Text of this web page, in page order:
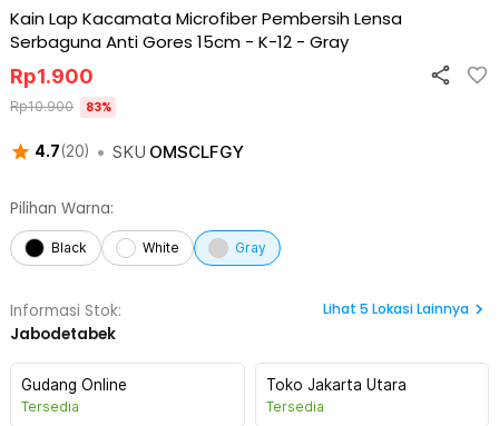
Kain Lap Kacamata Microfiber Pembersih Lensa
Serbaguna Anti Gores 15cm - K-12 - Gray
4.7(20) • SKU OMSCLFGY
Rp1.900
Rp10.900 83%
Pilihan Warna:
Black White Gray
Informasi Stok:
Jabodetabek
Lihat 5 Lokasi Lainnya
Gudang Online
Tersedia
Toko Jakarta Utara
Tersedia